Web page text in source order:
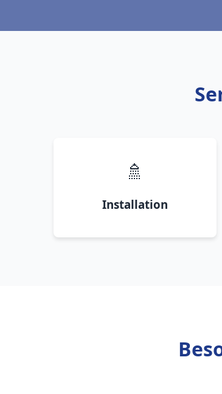
🚿
Installation